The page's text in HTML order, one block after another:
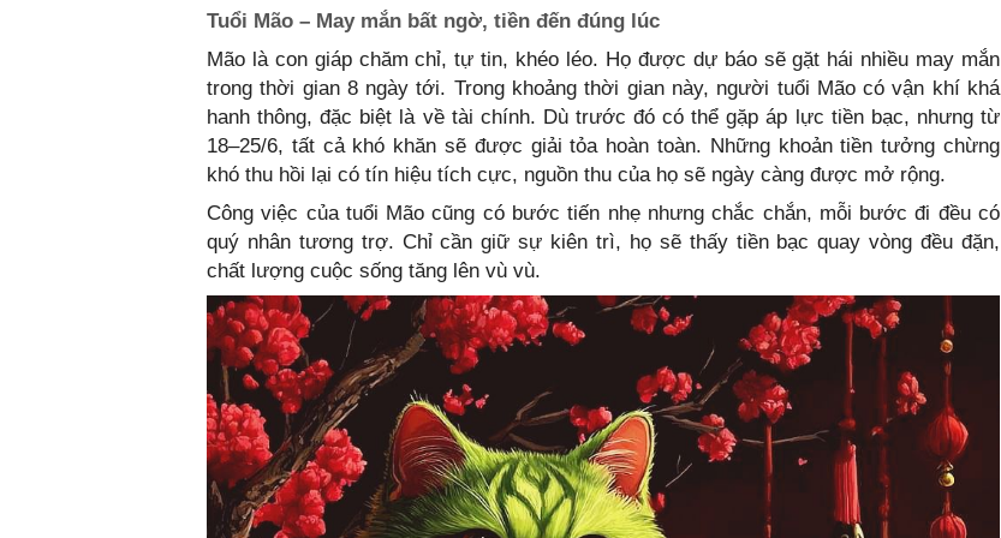
Tuổi Mão – May mắn bất ngờ, tiền đến đúng lúc
Mão là con giáp chăm chỉ, tự tin, khéo léo. Họ được dự báo sẽ gặt hái nhiều may mắn
trong thời gian 8 ngày tới. Trong khoảng thời gian này, người tuổi Mão có vận khí khá
hanh thông, đặc biệt là về tài chính. Dù trước đó có thể gặp áp lực tiền bạc, nhưng từ
18–25/6, tất cả khó khăn sẽ được giải tỏa hoàn toàn. Những khoản tiền tưởng chừng
khó thu hồi lại có tín hiệu tích cực, nguồn thu của họ sẽ ngày càng được mở rộng.
Công việc của tuổi Mão cũng có bước tiến nhẹ nhưng chắc chắn, mỗi bước đi đều có
quý nhân tương trợ. Chỉ cần giữ sự kiên trì, họ sẽ thấy tiền bạc quay vòng đều đặn,
chất lượng cuộc sống tăng lên vù vù.